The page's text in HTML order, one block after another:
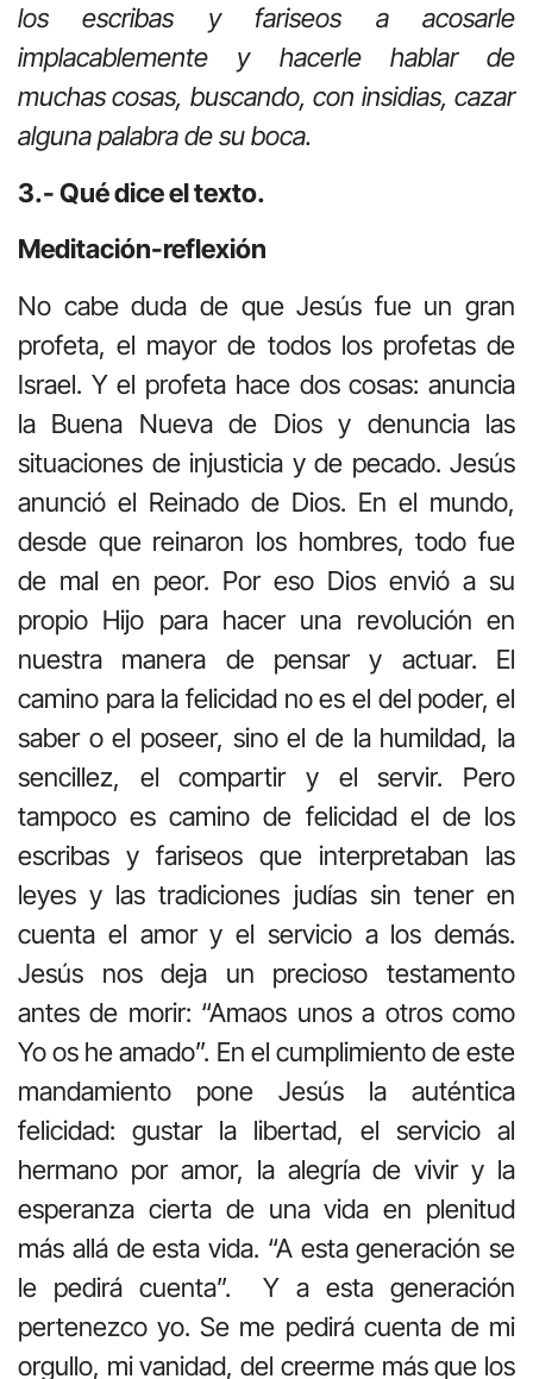
los escribas y fariseos a acosarle
implacablemente y hacerle hablar de
muchas cosas, buscando, con insidias, cazar
alguna palabra de su boca.
3.- Qué dice el texto.
Meditación-reflexión
No cabe duda de que Jesús fue un gran
profeta, el mayor de todos los profetas de
Israel. Y el profeta hace dos cosas: anuncia
la Buena Nueva de Dios y denuncia las
situaciones de injusticia y de pecado. Jesús
anunció el Reinado de Dios. En el mundo,
desde que reinaron los hombres, todo fue
de mal en peor. Por eso Dios envió a su
propio Hijo para hacer una revolución en
nuestra manera de pensar y actuar. El
camino para la felicidad no es el del poder, el
saber o el poseer, sino el de la humildad, la
sencillez, el compartir y el servir. Pero
tampoco es camino de felicidad el de los
escribas y fariseos que interpretaban las
leyes y las tradiciones judías sin tener en
cuenta el amor y el servicio a los demás.
Jesús nos deja un precioso testamento
antes de morir: “Amaos unos a otros como
Yo os he amado”. En el cumplimiento de este
mandamiento pone Jesús la auténtica
felicidad: gustar la libertad, el servicio al
hermano por amor, la alegría de vivir y la
esperanza cierta de una vida en plenitud
más allá de esta vida. “A esta generación se
le pedirá cuenta”. Y a esta generación
pertenezco yo. Se me pedirá cuenta de mi
orgullo, mi vanidad, del creerme más que los